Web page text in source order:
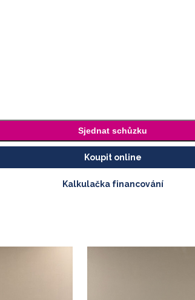
Sjednat schůzku
Koupit online
Kalkulačka financování